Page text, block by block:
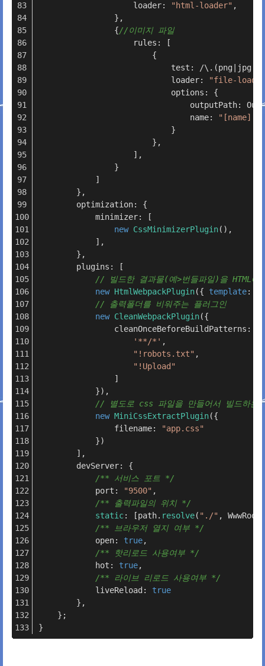
                    loader:
"html-loader" ,
                },
                {
//이미지 파일
                    rules: [
                        {
test: /
                            loader:
"file-
                            options: {
outputPath:
                                name:
                            }
                        },
                    ],
                }
            ]
        },
        optimization: {
            minimizer: [
new CssMinimizerPlugin(),
            ],
        },
        plugins: [
// 빌드한 결과물(예>번들파일)을 HTML에
new HtmlWebpackPlugin({ template:
// 출력폴더를 비워주는 플러그인
new CleanWebpackPlugin({
                cleanOnceBeforeBuildPatterns: [
'**/*' ,
"!robots.txt" ,
"!Upload"
                ]
            }),
// 별도로 css 파일을 만들어서 빌드하는
new MiniCssExtractPlugin({
                filename:
"app.css"
            })
        ],
        devServer: {
/** 서비스 포트 */
            port:
"9500" ,
/** 출력파일의 위치 */
static: [path. resolve( "./" ,
/** 브라우저 열지 여부 */
            open:
true,
/** 핫리로드 사용여부 */
            hot:
true,
/** 라이브 리로드 사용여부 */
            liveReload:
true
        },
    };
}